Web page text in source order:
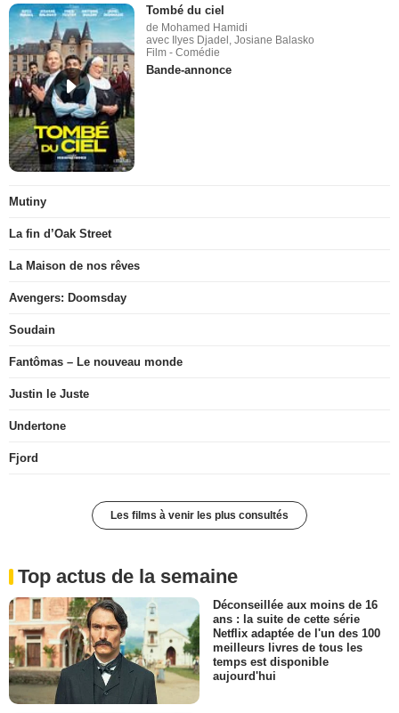
Tombé du ciel
de Mohamed Hamidi
avec Ilyes Djadel, Josiane Balasko
Film - Comédie
Bande-annonce
Mutiny
La fin d’Oak Street
La Maison de nos rêves
Avengers: Doomsday
Soudain
Fantômas – Le nouveau monde
Justin le Juste
Undertone
Fjord
Les films à venir les plus consultés
Top actus de la semaine
Déconseillée aux moins de 16
ans : la suite de cette série
Netflix adaptée de l'un des 100
meilleurs livres de tous les
temps est disponible
aujourd'hui